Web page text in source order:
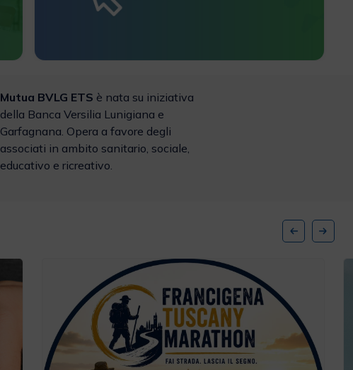
Mutua BVLG ETS è nata su iniziativa
della Banca Versilia Lunigiana e
Garfagnana. Opera a favore degli
associati in ambito sanitario, sociale,
educativo e ricreativo.